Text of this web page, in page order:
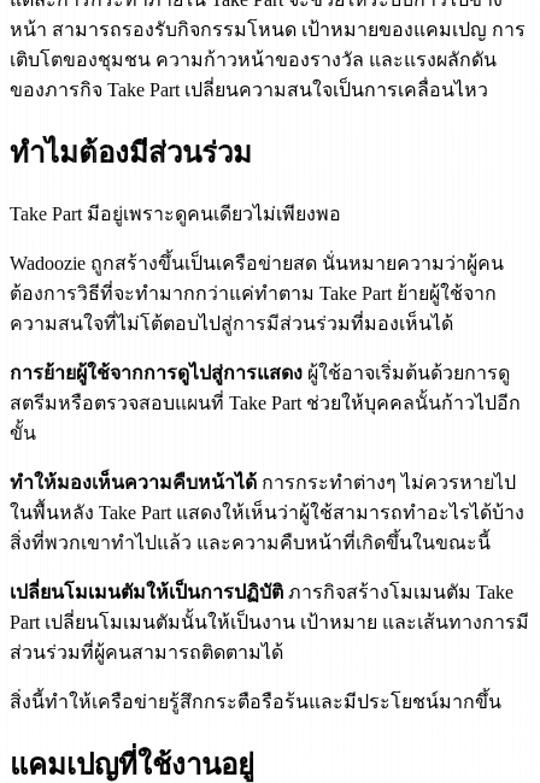
หน้า สามารถรองรับกิจกรรมโหนด เป้าหมายของแคมเปญ การ
เติบโตของชุมชน ความก้าวหน้าของรางวัล และแรงผลักดัน
ของภารกิจ Take Part เปลี่ยนความสนใจเป็นการเคลื่อนไหว
ทำไมต้องมีส่วนร่วม
Take Part มีอยู่เพราะดูคนเดียวไม่เพียงพอ
Wadoozie ถูกสร้างขึ้นเป็นเครือข่ายสด นั่นหมายความว่าผู้คน
ต้องการวิธีที่จะทำมากกว่าแค่ทำตาม Take Part ย้ายผู้ใช้จาก
ความสนใจที่ไม่โต้ตอบไปสู่การมีส่วนร่วมที่มองเห็นได้
การย้ายผู้ใช้จากการดูไปสู่การแสดง ผู้ใช้อาจเริ่มต้นด้วยการดู
สตรีมหรือตรวจสอบแผนที่ Take Part ช่วยให้บุคคลนั้นก้าวไปอีก
ขั้น
ทำให้มองเห็นความคืบหน้าได้ การกระทำต่างๆ ไม่ควรหายไป
ในพื้นหลัง Take Part แสดงให้เห็นว่าผู้ใช้สามารถทำอะไรได้บ้าง
สิ่งที่พวกเขาทำไปแล้ว และความคืบหน้าที่เกิดขึ้นในขณะนี้
เปลี่ยนโมเมนตัมให้เป็นการปฏิบัติ ภารกิจสร้างโมเมนตัม Take
Part เปลี่ยนโมเมนตัมนั้นให้เป็นงาน เป้าหมาย และเส้นทางการมี
ส่วนร่วมที่ผู้คนสามารถติดตามได้
สิ่งนี้ทำให้เครือข่ายรู้สึกกระตือรือร้นและมีประโยชน์มากขึ้น
แคมเปญที่ใช้งานอยู่